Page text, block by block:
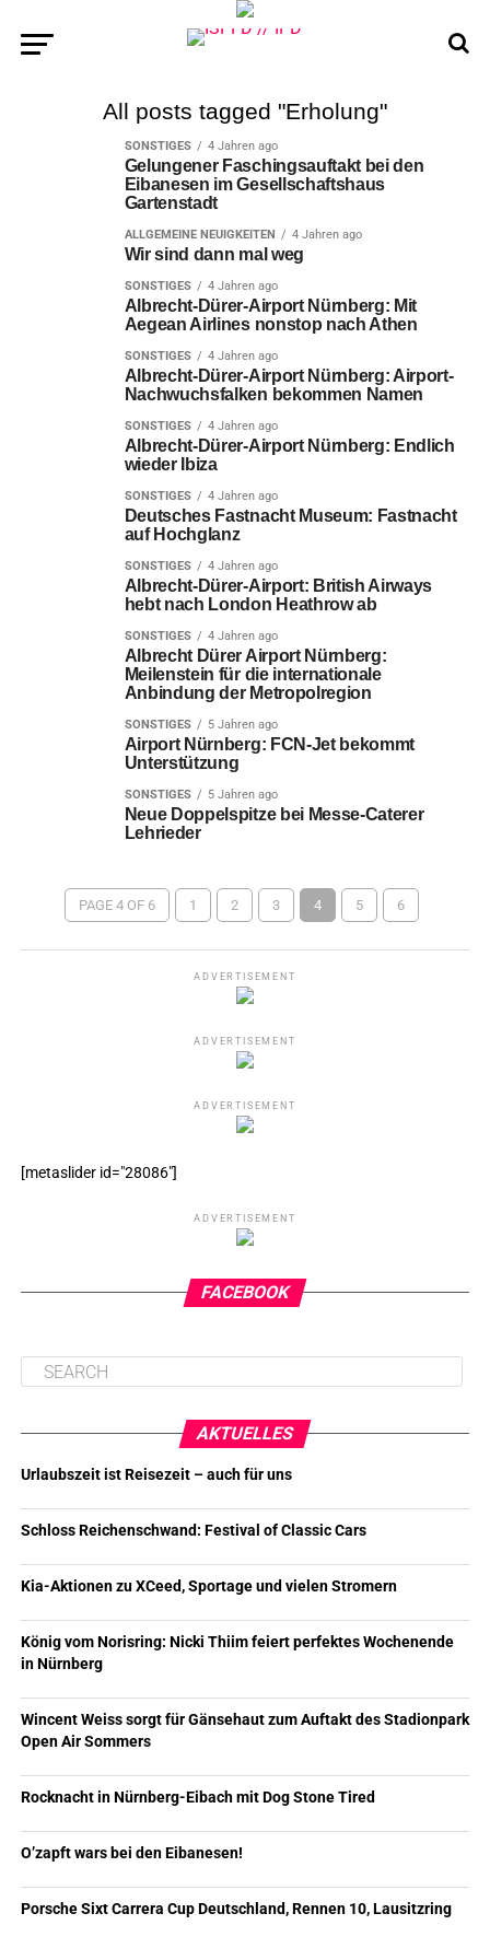
All posts tagged "Erholung"
SONSTIGES 4 Jahren ago
Gelungener Faschingsauftakt bei den
Eibanesen im Gesellschaftshaus
Gartenstadt
ALLGEMEINE NEUIGKEITEN 4 Jahren ago
Wir sind dann mal weg
SONSTIGES 4 Jahren ago
Albrecht-Dürer-Airport Nürnberg: Mit
Aegean Airlines nonstop nach Athen
SONSTIGES 4 Jahren ago
Albrecht-Dürer-Airport Nürnberg: Airport-
Nachwuchsfalken bekommen Namen
SONSTIGES 4 Jahren ago
Albrecht-Dürer-Airport Nürnberg: Endlich
wieder Ibiza
SONSTIGES 4 Jahren ago
Deutsches Fastnacht Museum: Fastnacht
auf Hochglanz
SONSTIGES 4 Jahren ago
Albrecht-Dürer-Airport: British Airways
hebt nach London Heathrow ab
SONSTIGES 4 Jahren ago
Albrecht Dürer Airport Nürnberg:
Meilenstein für die internationale
Anbindung der Metropolregion
SONSTIGES 5 Jahren ago
Airport Nürnberg: FCN-Jet bekommt
Unterstützung
SONSTIGES 5 Jahren ago
Neue Doppelspitze bei Messe-Caterer
Lehrieder
PAGE 4 OF 6 1 2 3 4 5 6
ADVERTISEMENT
ADVERTISEMENT
ADVERTISEMENT
[metaslider id="28086"]
ADVERTISEMENT
FACEBOOK
AKTUELLES
Urlaubszeit ist Reisezeit – auch für uns
Schloss Reichenschwand: Festival of Classic Cars
Kia-Aktionen zu XCeed, Sportage und vielen Stromern
König vom Norisring: Nicki Thiim feiert perfektes Wochenende
in Nürnberg
Wincent Weiss sorgt für Gänsehaut zum Auftakt des Stadionpark
Open Air Sommers
Rocknacht in Nürnberg-Eibach mit Dog Stone Tired
O’zapft wars bei den Eibanesen!
Porsche Sixt Carrera Cup Deutschland, Rennen 10, Lausitzring